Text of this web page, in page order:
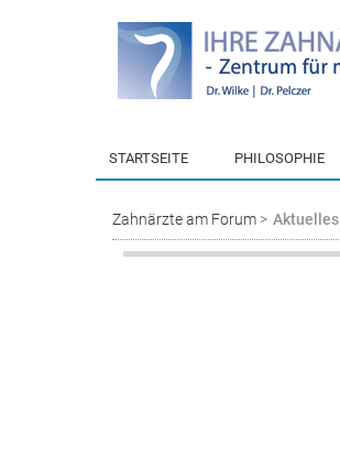
STARTSEITE PHILOSOPHIE
Zahnärzte am Forum Aktuelles